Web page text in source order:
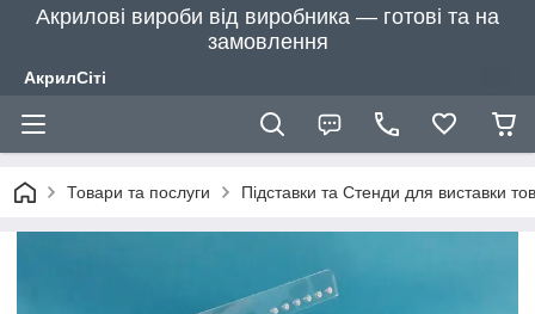
Акрилові вироби від виробника — готові та на
замовлення
АкрилСіті
Товари та послуги Підставки та Стенди для виставки